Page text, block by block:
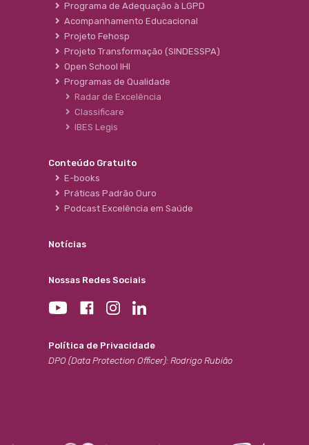
Programa de Adequação à LGPD
Acompanhamento Educacional
Projeto Fehosp
Projeto Transformação (SINDESSPA)
Open School IHI
Programas de Qualidade
Radar de Excelência
Classificare
IBES Legis
Conteúdo Gratuito
E-books
Práticas Padrão Ouro
Podcast Excelência em Saúde
Notícias
Nossas Redes Sociais
Política de Privacidade
DPO (Data Protection Officer): Rodrigo Rubião